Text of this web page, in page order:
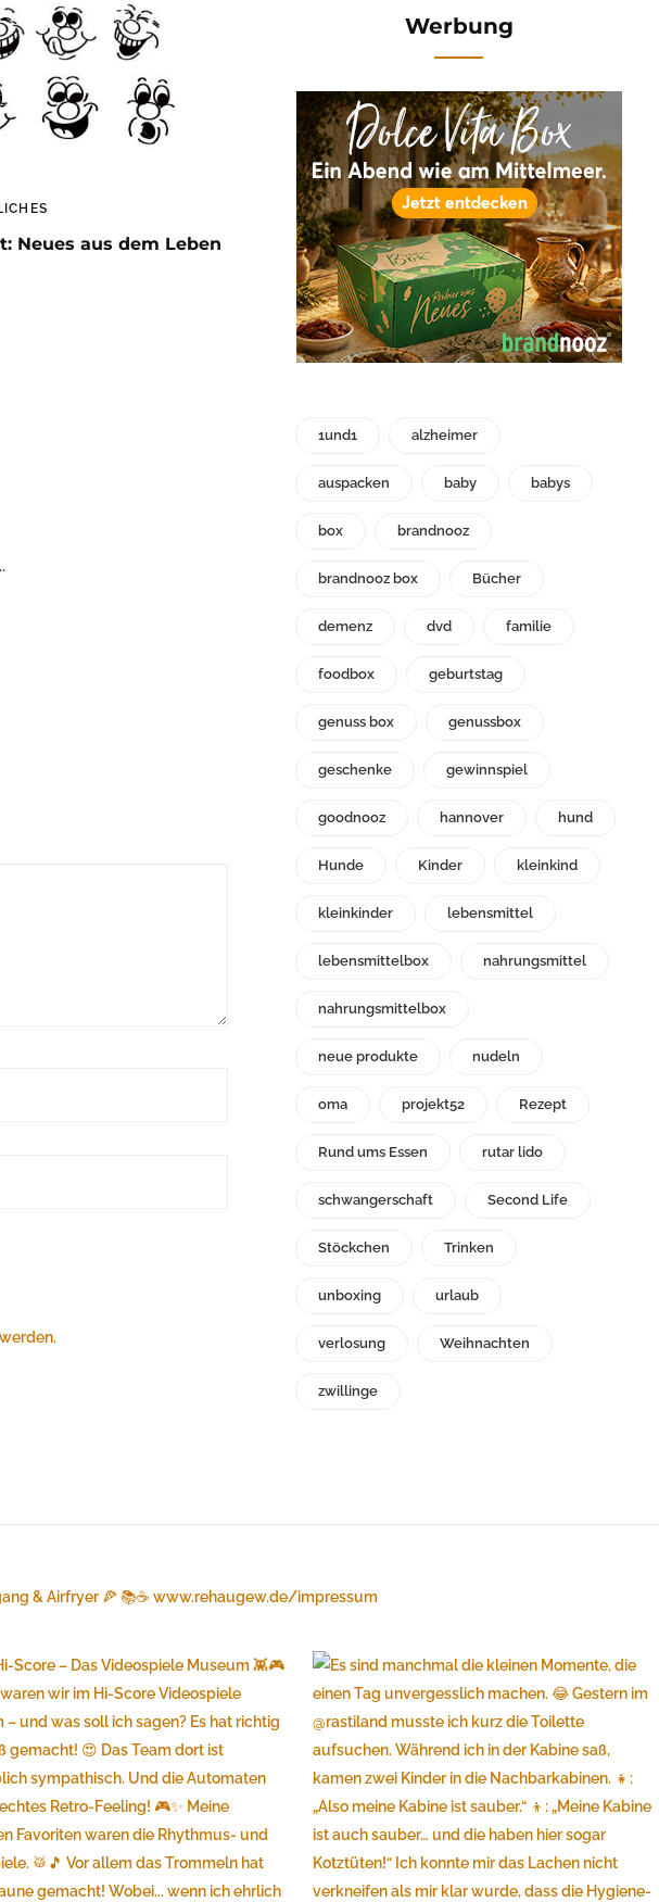
Neues aus dem Leben
Werbung
1und1 alzheimer
auspacken baby babys
box brandnooz
brandnooz box Bücher
demenz dvd familie
foodbox geburtstag
genuss box genussbox
geschenke gewinnspiel
goodnooz hannover hund
Hunde Kinder kleinkind
kleinkinder lebensmittel
lebensmittelbox nahrungsmittel
nahrungsmittelbox
neue produkte nudeln
oma projekt52 Rezept
Rund ums Essen rutar lido
schwangerschaft Second Life
Stöckchen Trinken
unboxing urlaub
verlosung Weihnachten
zwillinge
& Airfryer 🍕 📚☕️ www.rehaugew.de/impressum